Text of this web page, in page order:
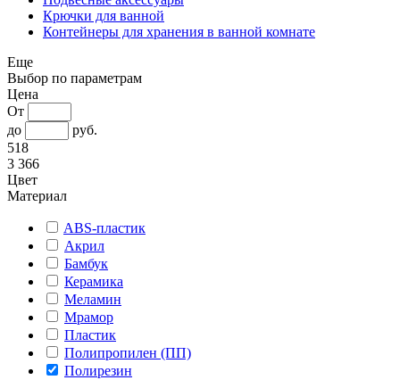
Крючки для ванной
Контейнеры для хранения в ванной комнате
Еще
Выбор по параметрам
Цена
От
до
руб.
518
3 366
Цвет
Материал
ABS-пластик
Акрил
Бамбук
Керамика
Меламин
Мрамор
Пластик
Полипропилен (ПП)
Полирезин